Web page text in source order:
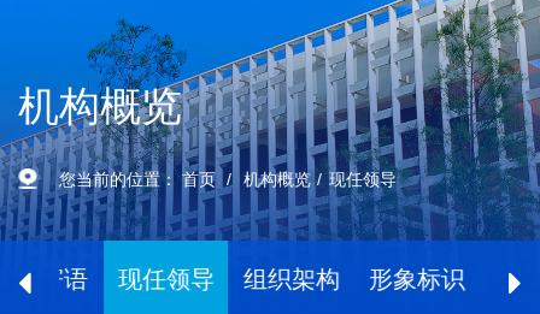
机构概览
您当前的位置：首页 机构概览 现任领导
长寄语 现任领导 组织架构 形象标识